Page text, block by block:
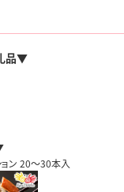
品▼
ン 20～30本入